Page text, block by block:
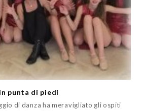
punta di piedi
di danza ha meravigliato gli ospiti